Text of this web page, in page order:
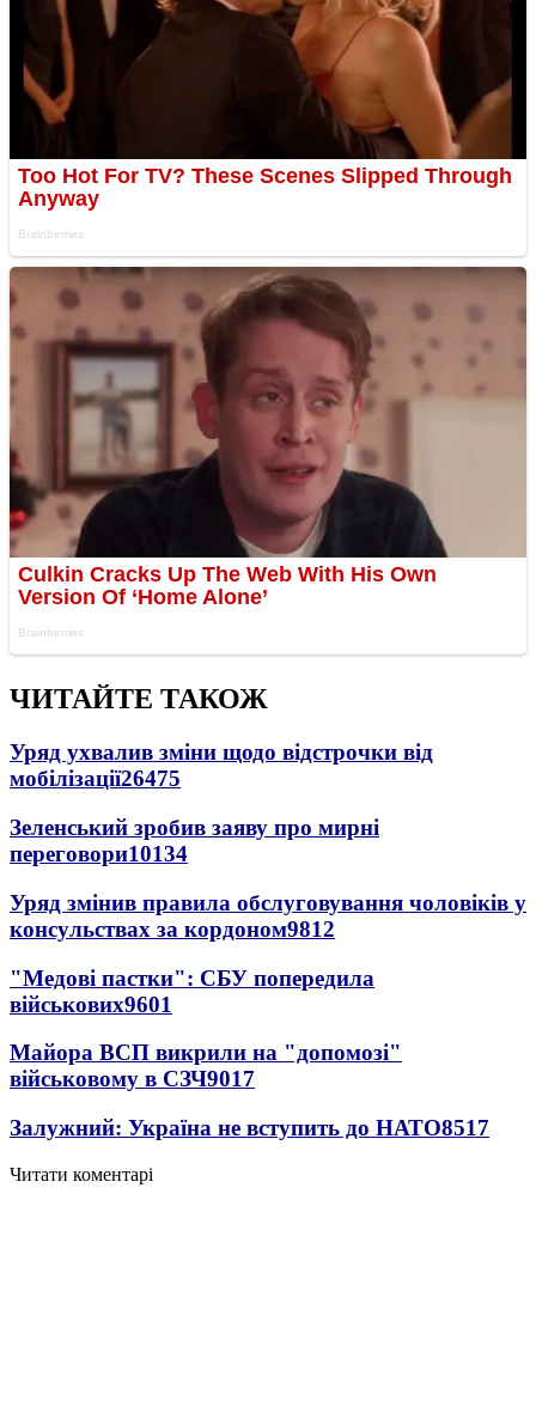
ЧИТАЙТЕ ТАКОЖ
Уряд ухвалив зміни щодо відстрочки від
мобілізації26475
Зеленський зробив заяву про мирні
переговори10134
Уряд змінив правила обслуговування чоловіків у
консульствах за кордоном9812
"Медові пастки": СБУ попередила
військових9601
Майора ВСП викрили на "допомозі"
військовому в СЗЧ9017
Залужний: Україна не вступить до НАТО8517
Читати коментарі